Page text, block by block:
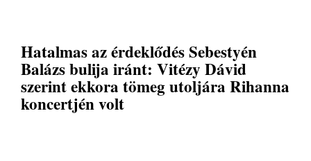
Hatalmas az érdeklődés Sebestyén
Balázs bulija iránt: Vitézy Dávid
szerint ekkora tömeg utoljára Rihanna
koncertjén volt